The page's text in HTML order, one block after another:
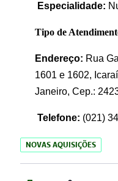
Especialidade:
Tipo de
Endereço: Rua
1601 e 1602,
Janeiro, Cep.:
Telefone: (021)
NOVAS AQUISIÇÕES